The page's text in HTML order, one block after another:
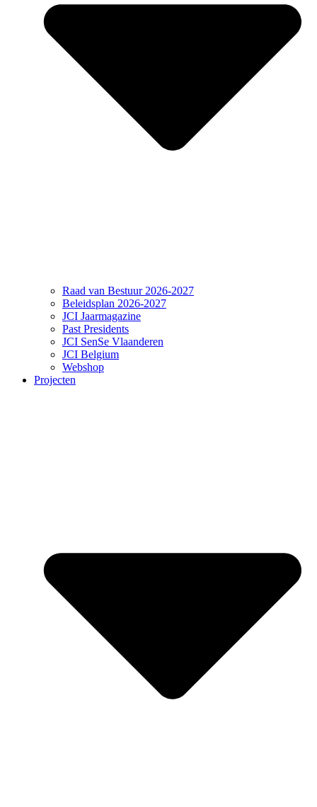
Raad van Bestuur 2026-2027
Beleidsplan 2026-2027
JCI Jaarmagazine
Past Presidents
JCI SenSe Vlaanderen
JCI Belgium
Webshop
Projecten